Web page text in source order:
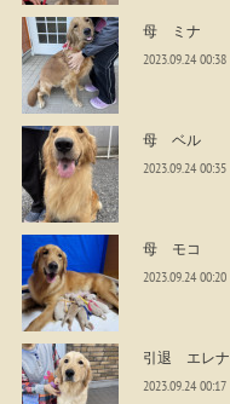
母 ミナ
2023.09.24 00:38
母 ベル
2023.09.24 00:35
母 モコ
2023.09.24 00:20
引退 エレナ
2023.09.24 00:17